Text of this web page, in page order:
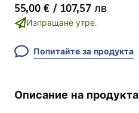
55,00 € / 107,57 лв
Изпращане утре.
Попитайте за продукта
Описание на продукта